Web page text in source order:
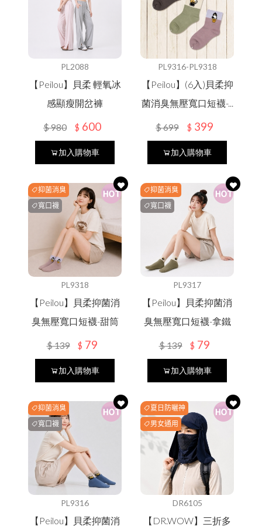
PL2088
【Peilou】貝柔 輕氧冰
感顯瘦開岔褲
$980 $ 600
加入購物車
PL9316-PL9318
【Peilou】(6入)貝柔抑
菌消臭無壓寬口短襪-...
$699 $ 399
加入購物車
抑菌消臭
寬口襪
PL9318
【Peilou】貝柔抑菌消
臭無壓寬口短襪-甜筒
$139 $ 79
加入購物車
抑菌消臭
寬口襪
PL9317
【Peilou】貝柔抑菌消
臭無壓寬口短襪-拿鐵
$139 $ 79
加入購物車
抑菌消臭
寬口襪
PL9316
【Peilou】貝柔抑菌消
夏日防曬神
器男女通用
DR6105
【DR.WOW】三折多